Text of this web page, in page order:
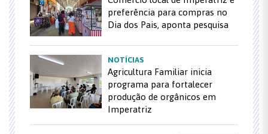
preferência para compras no
Dia dos Pais, aponta pesquisa
NOTÍCIAS
Agricultura Familiar inicia
programa para fortalecer
produção de orgânicos em
Imperatriz